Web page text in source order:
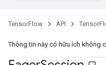
TensorFlow API
Thông tin này có hữu ích không